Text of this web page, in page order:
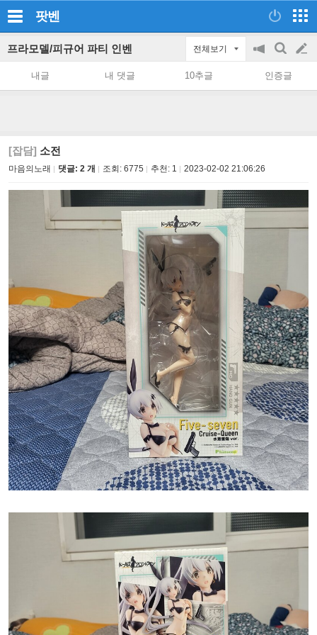
팟벤
프라모델/피규어 파티 인벤 전체보기
공
on/off
검
색
글
쓰
내글 내 댓글 10추글 인증글
[잡담] 소전
마음의노래 댓글: 2 개 조회: 6775 추천: 1 2023-02-02 21:06:26